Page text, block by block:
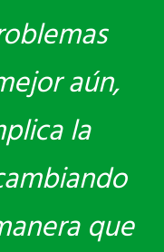
aún,
la
que